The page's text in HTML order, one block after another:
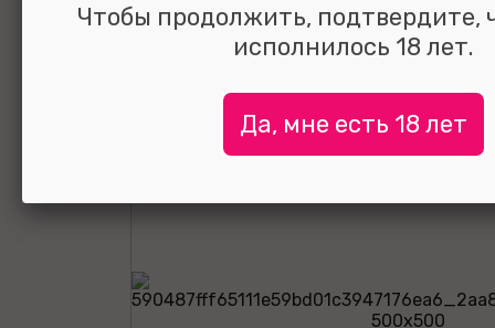
Чтобы продолжить, подтвердите,
исполнилось 18 лет.
Да, мне есть 18 лет